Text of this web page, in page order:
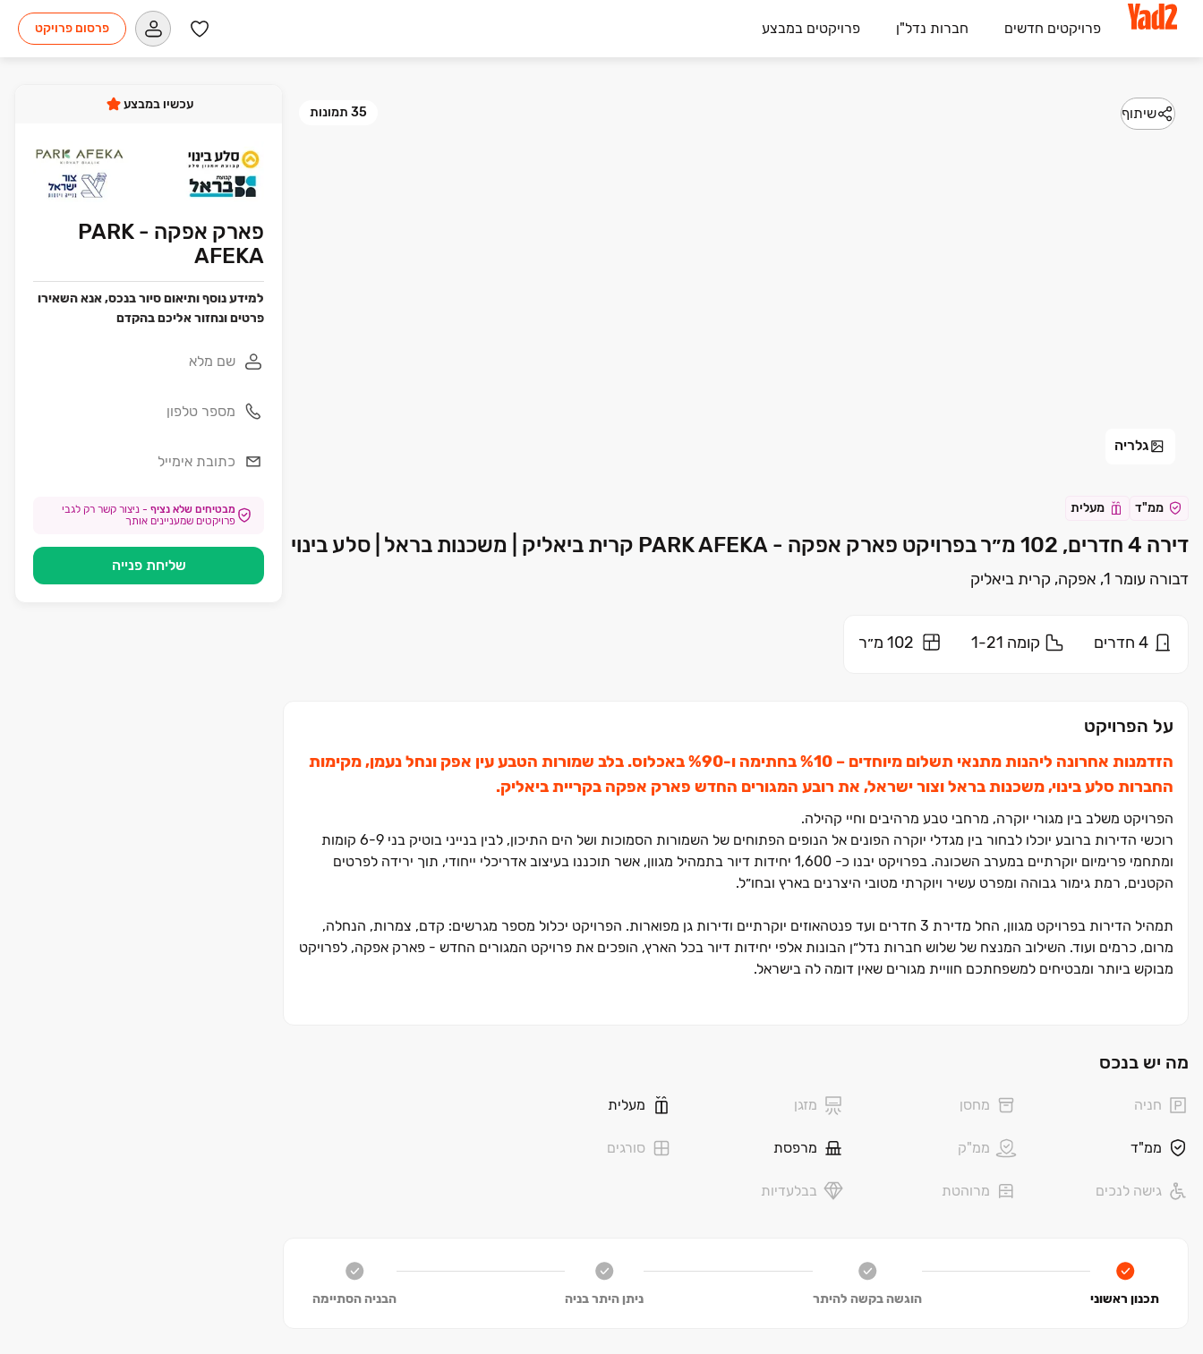
פרויקטים חדשים חברות נדל"ן פרויקטים במבצע פרסום פרויקט
35 תמונות שיתוף
גלריה
ממ"ד מעלית
דירה 4 חדרים, 102 מ״ר בפרויקט פארק אפקה - PARK AFEKA קרית ביאליק | משכנות בראל | סלע בינוי
דבורה עומר 1, אפקה, קרית ביאליק
4 חדרים קומה 1-21 102 מ״ר
על הפרויקט
הזדמנות אחרונה ליהנות מתנאי תשלום מיוחדים ‏– ‏10‏% בחתימה ו‏-‏90‏% באכלוס. בלב שמורות הטבע עין אפק ונחל נעמן, מקימות
החברות סלע בינוי, משכנות בראל וצור ישראל, את רובע המגורים החדש פארק אפקה בקריית ביאליק.
הפרויקט משלב בין מגורי יוקרה, מרחבי טבע מרהיבים וחיי קהילה.
רוכשי הדירות ברובע יוכלו לבחור בין מגדלי יוקרה הפונים אל הנופים הפתוחים של השמורות הסמוכות ושל הים התיכון, לבין בנייני בוטיק בני ‏9‏-‏6 קומות
ומתחמי פרימיום יוקרתיים במערב השכונה. בפרויקט יבנו כ‏- ‏1,600 יחידות דיור בתמהיל מגוון, אשר תוכננו בעיצוב אדריכלי ייחודי, תוך ירידה לפרטים
הקטנים, רמת גימור גבוהה ומפרט עשיר ויוקרתי מטובי היצרנים בארץ ובחו״ל.
תמהיל הדירות בפרויקט מגוון, החל מדירת ‏3 חדרים ועד פנטהאוזים יוקרתיים ודירות גן מפוארות. הפרויקט יכלול מספר מגרשים: קדם, צמרות, הנחלה,
מרום, כרמים ועוד. השילוב המנצח של שלוש חברות נדל״ן הבונות אלפי יחידות דיור בכל הארץ, הופכים את פרויקט המגורים החדש ‏- פארק אפקה, לפרויקט
מבוקש ביותר ומבטיחים למשפחתכם חוויית מגורים שאין דומה לה בישראל.
הנדיר בין חיים עירוניים לקירבה לטבע.
הסביבה:
להתעורר בבוקר אל מול נוף ירוק, לגור בקרבת שמורת טבע, לחיות בדירת מגורים מעוצבת, מרווחת ובאיכות ללא פשרות. רובע המגורים החדש,
פארק אפקה, נהנה מתכנון אורבני מתקדם, נגישות ומיקום מעולים, תשתיות של עיר חכמה ופיתוח סביבתי עשיר.
הנגישות לשכונה:
בית הכנסת: בין מבני הציבור הראשונים שהוקמו בשכונה, נבנה בית כנסת חדש ומפואר ‏- ״בית הכנסת הגדול״, בית הכנסת הקהילתי בשכונת אפקה.
מה יש בנכס
חניה מחסן מזגן מעלית
ממ"ד ממ"ק מרפסת סורגים
גישה לנכים מרוהטת בבלעדיות
תכנון ראשוני הוגשה בקשה להיתר ניתן היתר בניה הבניה הסתיימה
עכשיו במבצע
פארק אפקה - PARK
AFEKA
למידע נוסף ותיאום סיור בנכס, אנא השאירו
פרטים ונחזור אליכם בהקדם
מבטיחים שלא נציף - ניצור קשר רק לגבי
פרויקטים שמעניינים אותך
שליחת פנייה